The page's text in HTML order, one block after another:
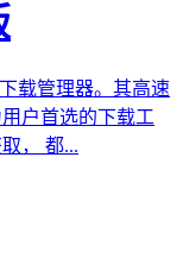
载管理器。其高速
户首选的下载工
， 都...